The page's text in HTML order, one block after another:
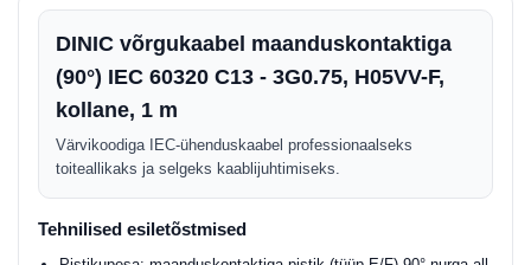
DINIC võrgukaabel maanduskontaktiga
(90°) IEC 60320 C13 - 3G0.75, H05VV-F,
kollane, 1 m
Värvikoodiga IEC-ühenduskaabel professionaalseks
toiteallikaks ja selgeks kaablijuhtimiseks.
Tehnilised esiletõstmised